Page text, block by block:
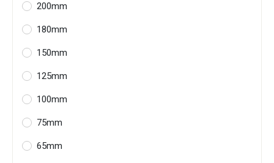
200mm
180mm
150mm
125mm
100mm
75mm
65mm